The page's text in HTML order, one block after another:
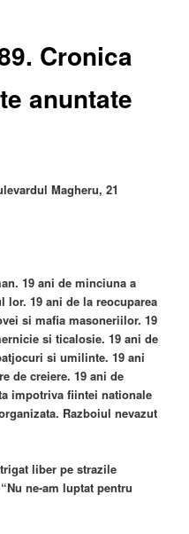
Cronica
anuntate
Magheru, 21
19 ani de minciuna a
lor. 19 ani de la reocuparea
si mafia masoneriilor. 19
si ticalosie. 19 ani de
si umilinte. 19 ani
de creiere. 19 ani de
impotriva fiintei nationale
Razboiul nevazut
liber pe strazile
ne-am luptat pentru